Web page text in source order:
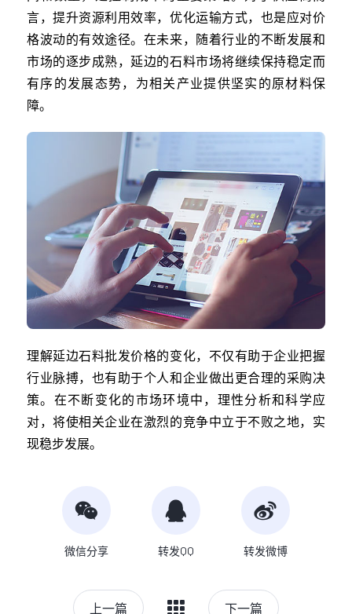
言，提升资源利用效率，优化运输方式，也是应对价
格波动的有效途径。在未来，随着行业的不断发展和
市场的逐步成熟，延边的石料市场将继续保持稳定而
有序的发展态势，为相关产业提供坚实的原材料保
障。
理解延边石料批发价格的变化，不仅有助于企业把握
行业脉搏，也有助于个人和企业做出更合理的采购决
策。在不断变化的市场环境中，理性分析和科学应
对，将使相关企业在激烈的竞争中立于不败之地，实
现稳步发展。
微信分享 转发QQ 转发微博
上一篇 下一篇